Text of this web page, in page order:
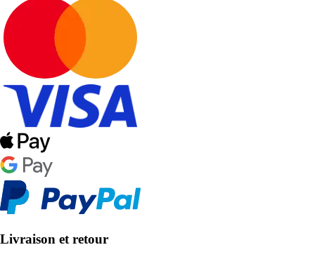
Livraison et retour